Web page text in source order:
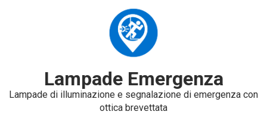
Lampade Emergenza
Lampade di illuminazione e segnalazione di emergenza con
ottica brevettata